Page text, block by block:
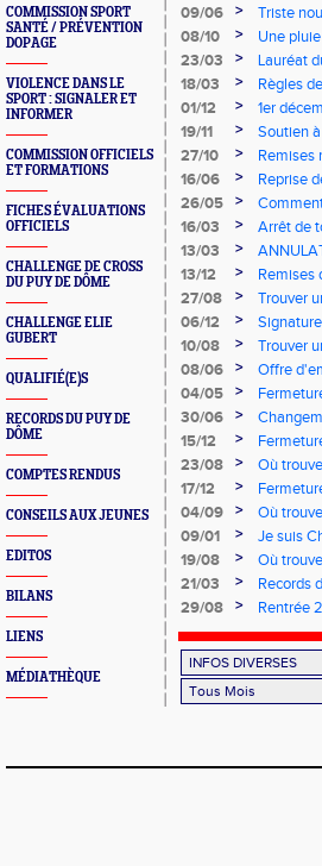
COMMISSION SPORT
SANTÉ / PRÉVENTION
DOPAGE
VIOLENCE DANS LE
SPORT : SIGNALER ET
INFORMER
COMMISSION OFFICIELS
ET FORMATIONS
FICHES ÉVALUATIONS
OFFICIELS
CHALLENGE DE CROSS
DU PUY DE DÔME
CHALLENGE ELIE
GUBERT
QUALIFIÉ(E)S
RECORDS DU PUY DE
DÔME
COMPTES RENDUS
CONSEILS AUX JEUNES
EDITOS
BILANS
LIENS
MÉDIATHÈQUE
09/06
>
Triste
08/10
>
Une
23/03
>
Lauréat
Georges
18/03 >
Règles
01/12
>
1er
19/11
>
Soutien
27/10
>
Remises
16/06
>
Reprise
26/05
>
respecter
16/03 >
Arrêt de
13/03
>
NOUVEL
13/12 >
Remises
27/08
>
Trouver
06/12
>
10/08
>
Trouver
08/06
>
Offre
04/05
>
30/06
>
15/12
>
23/08
>
Où
17/12
>
04/09
>
Où
09/01
>
Je suis
19/08
>
Où
21/03
>
Records
29/08
> Rentrée